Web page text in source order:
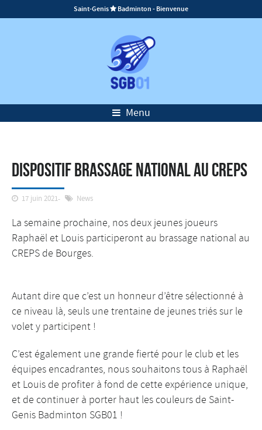
Saint-Genis Badminton - Bienvenue
Menu
Dispositif brassage national au CREPS
17 juin 2021 News
La semaine prochaine, nos deux jeunes joueurs
Raphaël et Louis participeront au brassage national au
CREPS de Bourges.
Autant dire que c’est un honneur d’être sélectionné à
ce niveau là, seuls une trentaine de jeunes triés sur le
volet y participent !
C’est également une grande fierté pour le club et les
équipes encadrantes, nous souhaitons tous à Raphaël
et Louis de profiter à fond de cette expérience unique,
et de continuer à porter haut les couleurs de Saint-
Genis Badminton SGB01 !